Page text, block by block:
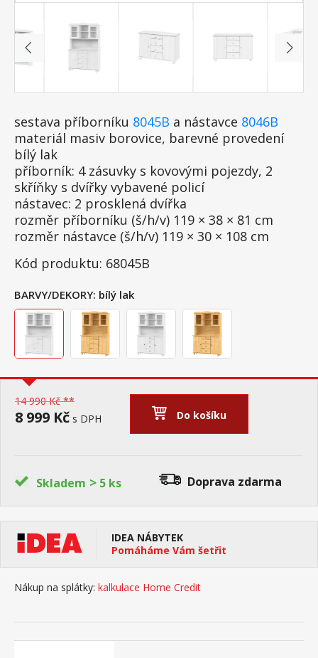
sestava příborníku 8045B a nástavce 8046B
materiál masiv borovice, barevné provedení
bílý lak
příborník: 4 zásuvky s kovovými pojezdy, 2
skříňky s dvířky vybavené policí
nástavec: 2 prosklená dvířka
rozměr příborníku (š/h/v) 119 × 38 × 81 cm
rozměr nástavce (š/h/v) 119 × 30 × 108 cm
Kód produktu: 68045B
BARVY/DEKORY: bílý lak
14 990 Kč **
8 999 Kč s DPH Do košíku
Skladem > 5 ks Doprava zdarma
IDEA NÁBYTEK
Pomáháme Vám šetřit
Nákup na splátky: kalkulace Home Credit